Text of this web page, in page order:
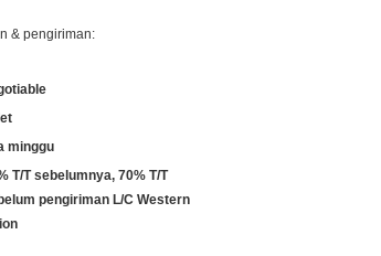
& pengiriman:
minggu
T/T sebelumnya, 70% T/T
pengiriman L/C Western